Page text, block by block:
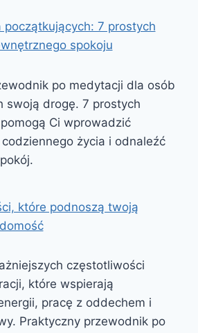
początkujących: 7 prostych
spokoju
po medytacji dla osób
swoją drogę. 7 prostych
Ci wprowadzić
życia i odnaleźć
które podnoszą twoją
częstotliwości
które wspierają
pracę z oddechem i
Praktyczny przewodnik po